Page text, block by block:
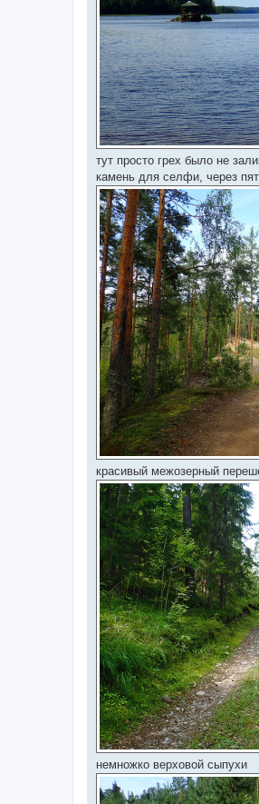
тут просто грех было не
камень для селфи, через
красивый межозерный
немножко верховой сыпухи